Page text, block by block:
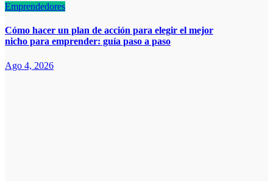
Emprendedores
Cómo hacer un plan de acción para elegir el mejor
nicho para emprender: guía paso a paso
Ago 4, 2026